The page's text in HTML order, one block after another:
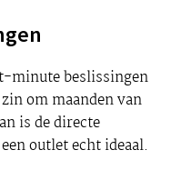
minute beslissingen
om maanden van
is de directe
outlet echt ideaal.